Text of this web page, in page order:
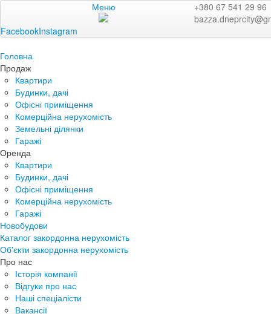
Меню
+380 67 541 29 96
FacebookInstagram
Головна
Продаж
Квартири
Будинки, дачі
Офісні приміщення
Комерційна нерухомість
Земельні ділянки
Гаражі
Оренда
Квартири
Будинки, дачі
Офісні приміщення
Комерційна нерухомість
Гаражі
Новобудови
Каталог закордонна нерухомість
Об'єкти закордонна нерухомість
Про нас
Історія компанії
Відгуки про нас
Наші спеціалісти
Вакансії